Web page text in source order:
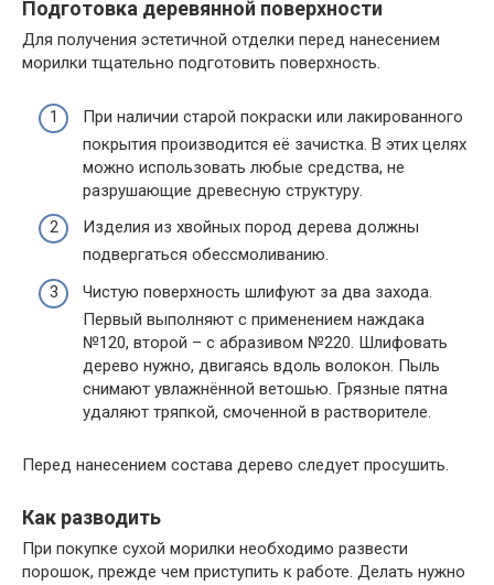
Подготовка деревянной поверхности
Для получения эстетичной отделки перед нанесением
морилки тщательно подготовить поверхность.
При наличии старой покраски или лакированного
покрытия производится её зачистка. В этих целях
можно использовать любые средства, не
разрушающие древесную структуру.
Изделия из хвойных пород дерева должны
подвергаться обессмоливанию.
Чистую поверхность шлифуют за два захода.
Первый выполняют с применением наждака
№120, второй – с абразивом №220. Шлифовать
дерево нужно, двигаясь вдоль волокон. Пыль
снимают увлажнённой ветошью. Грязные пятна
удаляют тряпкой, смоченной в растворителе.
Перед нанесением состава дерево следует просушить.
Как разводить
При покупке сухой морилки необходимо развести
порошок, прежде чем приступить к работе. Делать нужно